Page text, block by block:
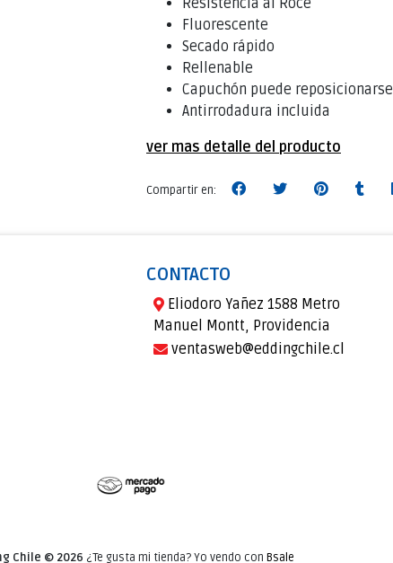
Resistencia al Roce
Fluorescente
Secado rápido
Rellenable
Capuchón puede reposicionarse
Antirrodadura incluida
ver mas detalle del producto
Compartir en:
CONTACTO
Eliodoro Yañez 1588 Metro
Manuel Montt, Providencia
ventasweb@eddingchile.cl
Chile © 2026 ¿Te gusta mi tienda? Yo vendo con Bsale